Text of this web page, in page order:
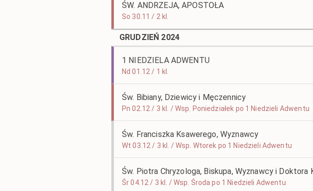
ŚW. ANDRZEJA, APOSTOŁA
So 30.11 / 2 kl.
GRUDZIEŃ 2024
1 NIEDZIELA ADWENTU
Nd 01.12 / 1 kl.
Św. Bibiany, Dziewicy i Męczennicy
Pn 02.12 / 3 kl. / Wsp. Poniedziałek po 1 Niedzieli Adwentu
Św. Franciszka Ksawerego, Wyznawcy
Wt 03.12 / 3 kl. / Wsp. Wtorek po 1 Niedzieli Adwentu
Św. Piotra Chryzologa, Biskupa, Wyznawcy i Doktora
Śr 04.12 / 3 kl. / Wsp. Środa po 1 Niedzieli Adwentu